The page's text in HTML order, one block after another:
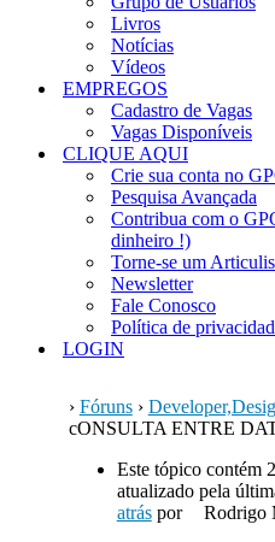
Livros
Notícias
Vídeos
EMPREGOS
Cadastro de Vagas
Vagas Disponíveis
CLIQUE AQUI
Crie sua conta no
Pesquisa Avançada
Contribua com o
dinheiro !)
Torne-se um
Newsletter
Fale Conosco
Política de
LOGIN
› Fóruns ›
cONSULTA ENTRE
Este tópico contém
atualizado pela
atráspor
Rodrigo